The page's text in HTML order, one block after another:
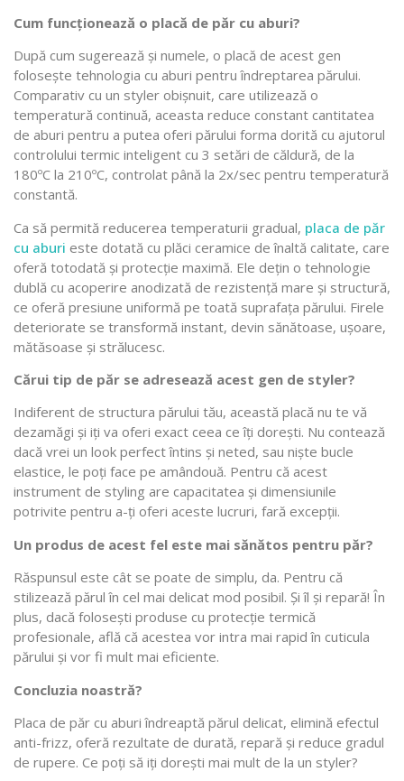
Cum funcționează o placă de păr cu aburi?
După cum sugerează și numele, o placă de acest gen
folosește tehnologia cu aburi pentru îndreptarea părului.
Comparativ cu un styler obișnuit, care utilizează o
temperatură continuă, aceasta reduce constant cantitatea
de aburi pentru a putea oferi părului forma dorită cu ajutorul
controlului termic inteligent cu 3 setări de căldură, de la
180ºC la 210ºC, controlat până la 2x/sec pentru temperatură
constantă.
Ca să permită reducerea temperaturii gradual, placa de păr
cu aburi este dotată cu plăci ceramice de înaltă calitate, care
oferă totodată și protecție maximă. Ele dețin o tehnologie
dublă cu acoperire anodizată de rezistență mare și structură,
ce oferă presiune uniformă pe toată suprafața părului. Firele
deteriorate se transformă instant, devin sănătoase, ușoare,
mătăsoase și strălucesc.
Cărui tip de păr se adresează acest gen de styler?
Indiferent de structura părului tău, această placă nu te vă
dezamăgi și iți va oferi exact ceea ce îți dorești. Nu contează
dacă vrei un look perfect întins și neted, sau niște bucle
elastice, le poți face pe amândouă. Pentru că acest
instrument de styling are capacitatea și dimensiunile
potrivite pentru a-ți oferi aceste lucruri, fară excepții.
Un produs de acest fel este mai sănătos pentru păr?
Răspunsul este cât se poate de simplu, da. Pentru că
stilizează părul în cel mai delicat mod posibil. Și îl și repară! În
plus, dacă folosești produse cu protecție termică
profesionale, află că acestea vor intra mai rapid în cuticula
părului și vor fi mult mai eficiente.
Concluzia noastră?
Placa de păr cu aburi îndreaptă părul delicat, elimină efectul
anti-frizz, oferă rezultate de durată, repară și reduce gradul
de rupere. Ce poți să iți dorești mai mult de la un styler?